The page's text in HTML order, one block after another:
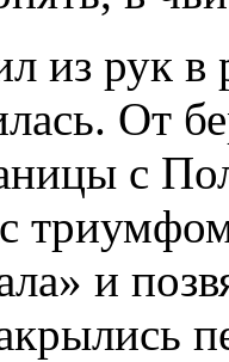
из рук
От
с
и